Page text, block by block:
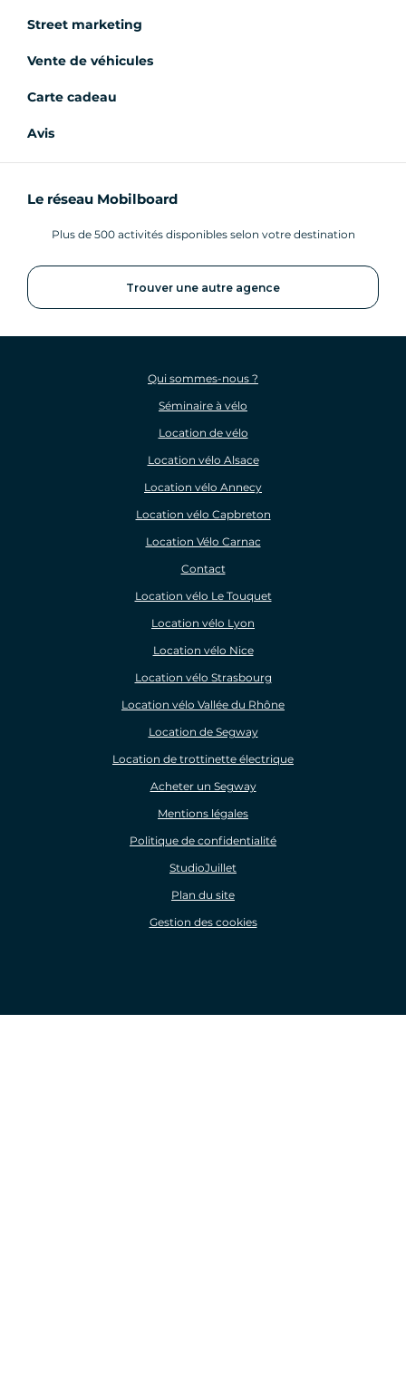
Street marketing
Vente de véhicules
Carte cadeau
Avis
Le réseau Mobilboard
Plus de 500 activités disponibles selon votre destination
Trouver une autre agence
Qui sommes-nous ?
Séminaire à vélo
Location de vélo
Location vélo Alsace
Location vélo Annecy
Location vélo Capbreton
Location Vélo Carnac
Contact
Location vélo Le Touquet
Location vélo Lyon
Location vélo Nice
Location vélo Strasbourg
Location vélo Vallée du Rhône
Location de Segway
Location de trottinette électrique
Acheter un Segway
Mentions légales
Politique de confidentialité
StudioJuillet
Plan du site
Gestion des cookies